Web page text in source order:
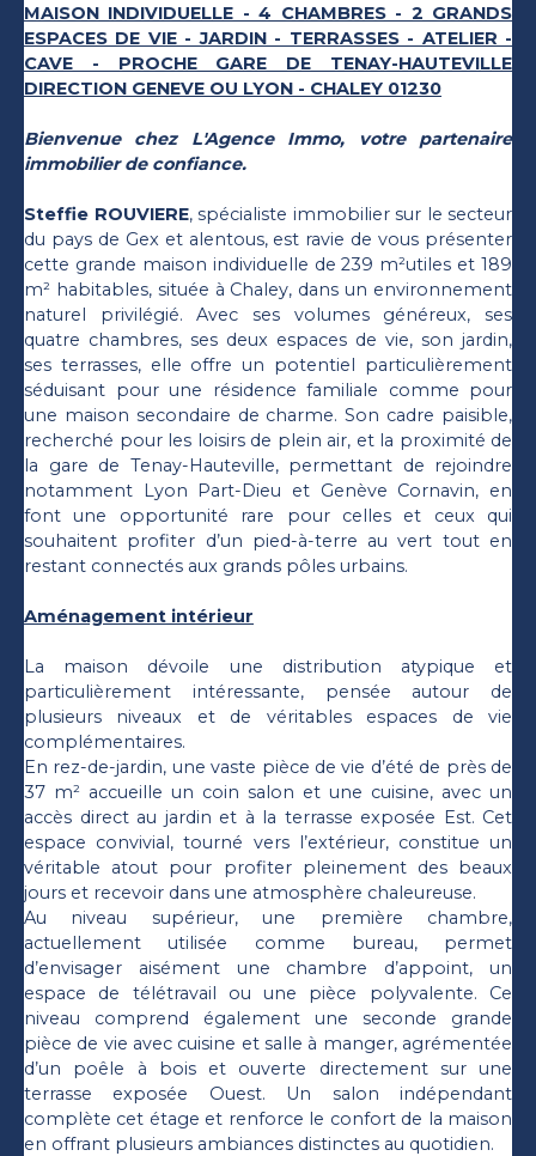
MAISON INDIVIDUELLE - 4 CHAMBRES - 2 GRANDS
ESPACES DE VIE - JARDIN - TERRASSES - ATELIER -
CAVE - PROCHE GARE DE TENAY-HAUTEVILLE
DIRECTION GENEVE OU LYON - CHALEY 01230
Bienvenue chez L'Agence Immo, votre partenaire
immobilier de confiance.
Steffie ROUVIERE, spécialiste immobilier sur le secteur
du pays de Gex et alentous, est ravie de vous présenter
cette grande maison individuelle de 239 m²utiles et 189
m² habitables, située à Chaley, dans un environnement
naturel privilégié. Avec ses volumes généreux, ses
quatre chambres, ses deux espaces de vie, son jardin,
ses terrasses, elle offre un potentiel particulièrement
séduisant pour une résidence familiale comme pour
une maison secondaire de charme. Son cadre paisible,
recherché pour les loisirs de plein air, et la proximité de
la gare de Tenay-Hauteville, permettant de rejoindre
notamment Lyon Part-Dieu et Genève Cornavin, en
font une opportunité rare pour celles et ceux qui
souhaitent profiter d’un pied-à-terre au vert tout en
restant connectés aux grands pôles urbains.
Aménagement intérieur
La maison dévoile une distribution atypique et
particulièrement intéressante, pensée autour de
plusieurs niveaux et de véritables espaces de vie
complémentaires.
En rez-de-jardin, une vaste pièce de vie d’été de près de
37 m² accueille un coin salon et une cuisine, avec un
accès direct au jardin et à la terrasse exposée Est. Cet
espace convivial, tourné vers l’extérieur, constitue un
véritable atout pour profiter pleinement des beaux
jours et recevoir dans une atmosphère chaleureuse.
Au niveau supérieur, une première chambre,
actuellement utilisée comme bureau, permet
d’envisager aisément une chambre d’appoint, un
espace de télétravail ou une pièce polyvalente. Ce
niveau comprend également une seconde grande
pièce de vie avec cuisine et salle à manger, agrémentée
d’un poêle à bois et ouverte directement sur une
terrasse exposée Ouest. Un salon indépendant
complète cet étage et renforce le confort de la maison
en offrant plusieurs ambiances distinctes au quotidien.